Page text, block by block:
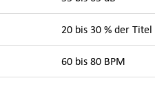
20 bis 30 % der
60 bis 80 BPM